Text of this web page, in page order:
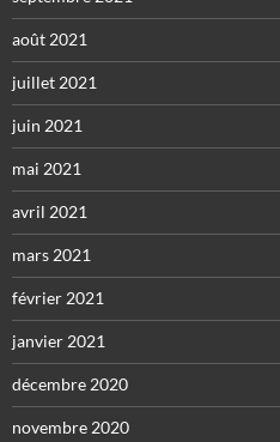
août 2021
juillet 2021
juin 2021
mai 2021
avril 2021
mars 2021
février 2021
janvier 2021
décembre 2020
novembre 2020